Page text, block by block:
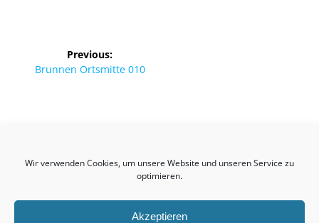
Wir verwenden Cookies, um unsere Website und unseren Service zu
optimieren.
Akzeptieren
Beitragsnavigation
Previous:
Previous
Brunnen Ortsmitte 010
Birkmannsweiler
© 2026 Kultur- & Heimatvereinigung Birkmannsweiler